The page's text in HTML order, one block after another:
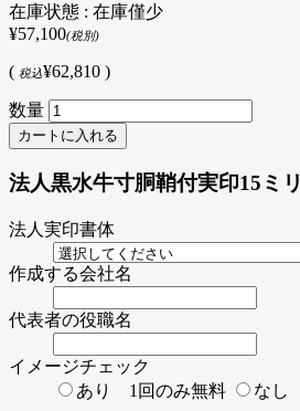
在庫状態 : 在庫僅少
¥57,100(税別)
( 税込¥62,810 )
数量
法人黒水牛寸胴鞘付実印15ミリ
法人実印書体
作成する会社名
代表者の役職名
イメージチェック
あり 1回のみ無料
なし